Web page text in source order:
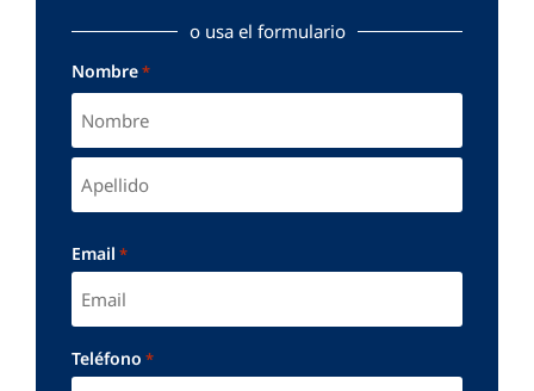
o usa el formulario
Nombre*
Email *
Teléfono *